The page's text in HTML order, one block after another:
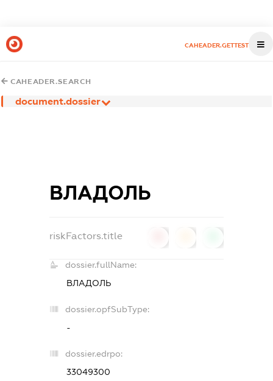
CAHEADER.GETTEST
CAHEADER.SEARCH
document.dossier
ВЛАДОЛЬ
riskFactors.title
dossier.fullName:
ВЛАДОЛЬ
dossier.opfSubType:
-
dossier.edrpo:
33049300